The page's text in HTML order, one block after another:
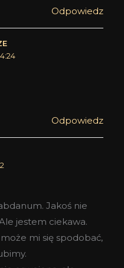
Odpowiedz
Odpowiedz
Jakoś nie
jestem ciekawa.
mi się spodobać,